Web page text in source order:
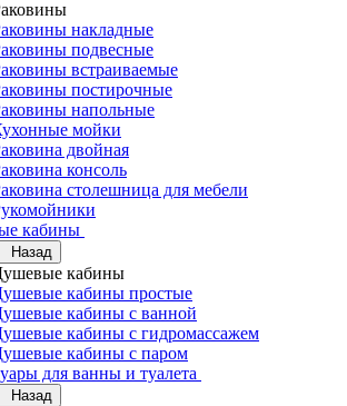
накладные
подвесные
встраиваемые
постирочные
напольные
мойки
двойная
консоль
столешница для мебели
кабины
Назад
кабины
кабины простые
кабины с ванной
кабины с гидромассажем
кабины с паром
для ванны и туалета
Назад